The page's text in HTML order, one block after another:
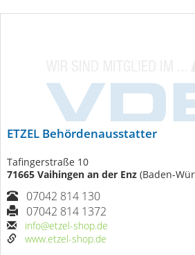
ETZEL Behördenausstatter
Tafingerstraße 10
71665 Vaihingen an der Enz (Baden-
07042 814 130
07042 814 1372
info@etzel-shop.de
www.etzel-shop.de